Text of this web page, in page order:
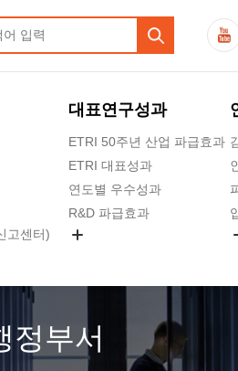
고센터)
대표연구성과
ETRI 50주년 산업 파급효과
ETRI 대표성과
연도별 우수성과
R&D 파급효과
정부서